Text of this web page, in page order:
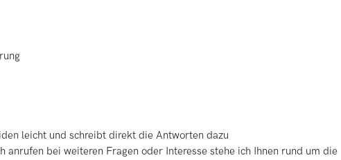
leicht und schreibt direkt die Antworten dazu
anrufen bei weiteren Fragen oder Interesse stehe ich Ihnen rund um die